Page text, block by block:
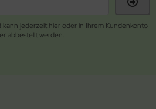
kann jederzeit hier oder in Ihrem Kundenkonto
abbestellt werden.